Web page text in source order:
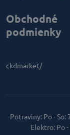
Obchodné
podmienky
ckdmarket/
Potraviny: Po - So:
Elektro: Po -